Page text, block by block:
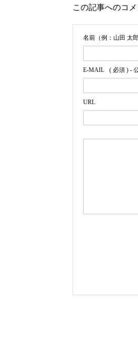
この記事へのコ
名前（例：山田 太郎
E-MAIL ( 必須 ) -
URL